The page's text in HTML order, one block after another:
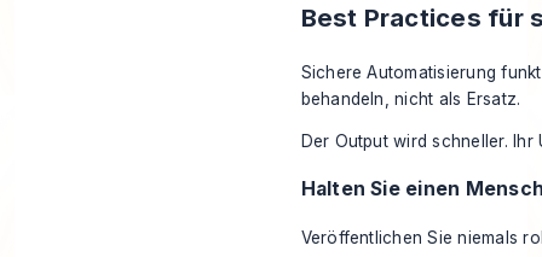
Best Practices für
Sichere Automatisierung
behandeln, nicht als Ersatz.
Der Output wird schneller.
Halten Sie einen
Veröffentlichen Sie niemals